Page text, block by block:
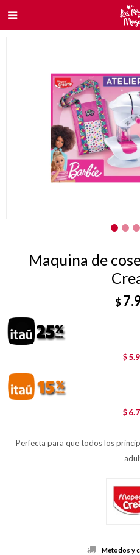

Maquina de
$
$
$
Perfecta para que todos los
Métodos y